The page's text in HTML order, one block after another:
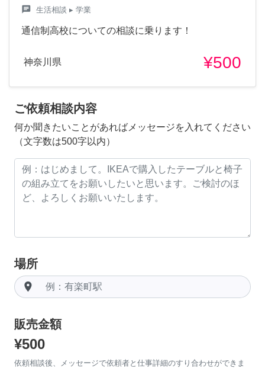
chat 生活相談 ▸ 学業
通信制高校についての相談に乗ります！
神奈川県 ¥500
ご依頼相談内容
何か聞きたいことがあればメッセージを入れてください
（文字数は500字以内）
場所
room
販売金額
¥500
依頼相談後、メッセージで依頼者と仕事詳細のすり合わせができま